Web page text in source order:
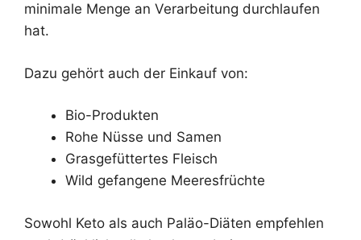
minimale Menge an Verarbeitung durchlaufen
hat.
Dazu gehört auch der Einkauf von:
Bio-Produkten
Rohe Nüsse und Samen
Grasgefüttertes Fleisch
Wild gefangene Meeresfrüchte
Sowohl Keto als auch Paläo-Diäten empfehlen